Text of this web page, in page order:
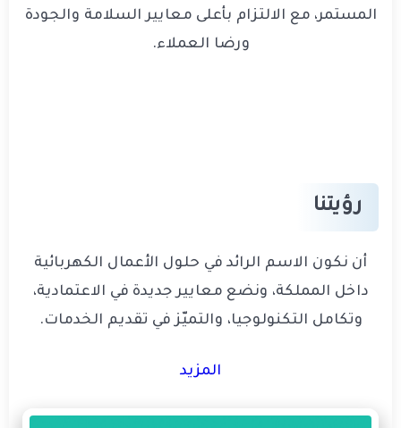
المستمر، مع الالتزام بأعلى معايير السلامة والجودة
ورضا العملاء.
رؤيتنا
أن نكون الاسم الرائد في حلول الأعمال الكهربائية
داخل المملكة، ونضع معايير جديدة في الاعتمادية،
وتكامل التكنولوجيا، والتميّز في تقديم الخدمات.
المزيد